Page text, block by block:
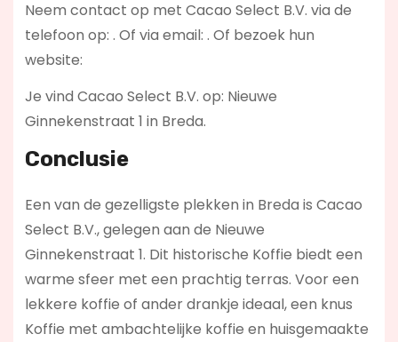
Neem contact op met Cacao Select B.V. via de
telefoon op: . Of via email: . Of bezoek hun
website:
Je vind Cacao Select B.V. op: Nieuwe
Ginnekenstraat 1 in Breda.
Conclusie
Een van de gezelligste plekken in Breda is Cacao
Select B.V., gelegen aan de Nieuwe
Ginnekenstraat 1. Dit historische Koffie biedt een
warme sfeer met een prachtig terras. Voor een
lekkere koffie of ander drankje ideaal, een knus
Koffie met ambachtelijke koffie en huisgemaakte